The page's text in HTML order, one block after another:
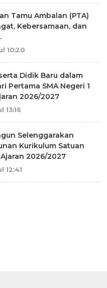
Tamu Ambalan (PTA)
Kebersamaan, dan
10:20
Didik Baru dalam
Pertama SMA Negeri 1
2026/2027
13:16
Selenggarakan
Kurikulum Satuan
2026/2027
12:41